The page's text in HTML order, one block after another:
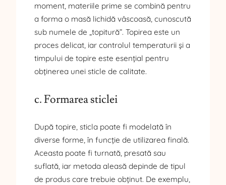
moment, materiile prime se combină pentru
a forma o masă lichidă vâscoasă, cunoscută
sub numele de „topitură”. Topirea este un
proces delicat, iar controlul temperaturii și a
timpului de topire este esențial pentru
obținerea unei sticle de calitate.
c. Formarea sticlei
După topire, sticla poate fi modelată în
diverse forme, în funcție de utilizarea finală.
Aceasta poate fi turnată, presată sau
suflată, iar metoda aleasă depinde de tipul
de produs care trebuie obținut. De exemplu,